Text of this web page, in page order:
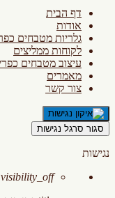
דף הבית
אודות
גלריות מטבחים
לקוחות ממליצים
עיצוב מטבחים
מאמרים
צור קשר
סגור סרגל נגישות
נגישות
visibility_off